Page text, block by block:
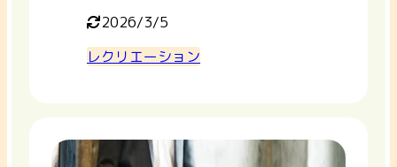
2026/3/5
レクリエーション